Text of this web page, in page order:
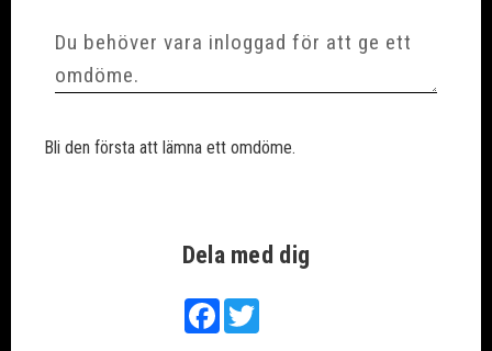
Dela med dig
FacebookTwitter
Bli den första att lämna ett omdöme.